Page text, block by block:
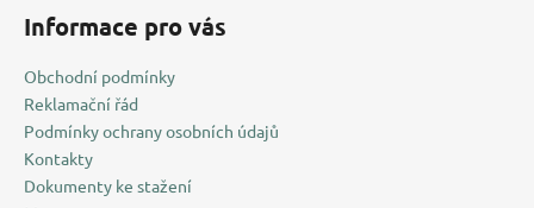
Informace pro vás
Obchodní podmínky
Reklamační řád
Podmínky ochrany osobních údajů
Kontakty
Dokumenty ke stažení